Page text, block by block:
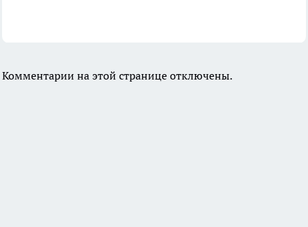
Комментарии на этой странице отключены.